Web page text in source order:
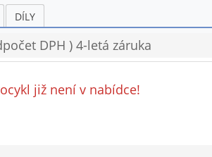
DÍLY
DPH ) 4-letá záruka
již není v nabídce!